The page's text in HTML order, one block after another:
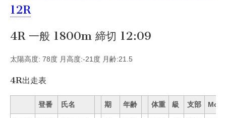
12R
4R 一般 1800m 締切 12:09
太陽高度: 78度 月高度:-21度 月齢:21.5
4R出走表
登番 氏名 期 年齢 体重 級 支部 Mo